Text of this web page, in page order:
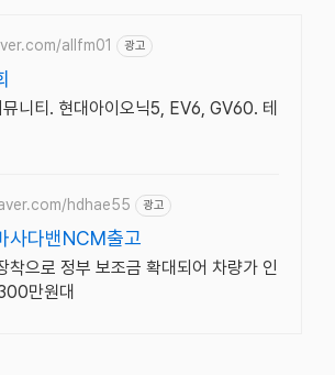
allfm01 광고
니티. 현대아이오닉5, EV6, GV60. 테
hdhae55 광고
사다밴NCM출고
착으로 정부 보조금 확대되어 차량가 인
만원대